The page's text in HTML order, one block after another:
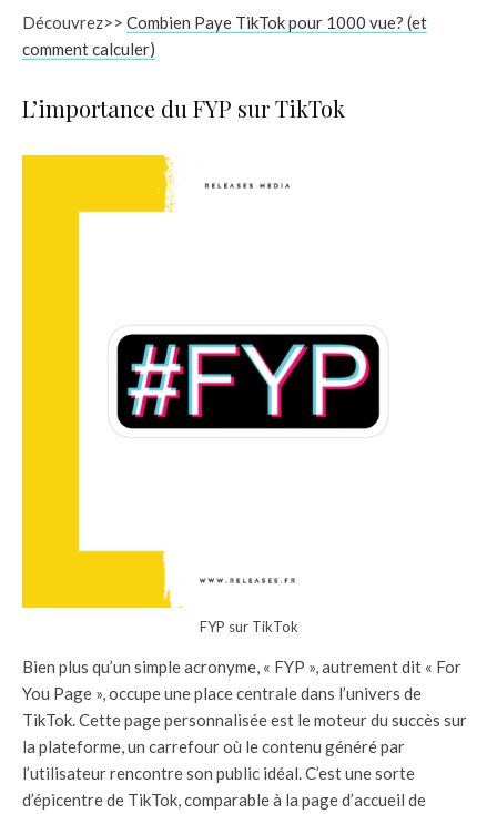
Découvrez>> Combien Paye TikTok pour 1000 vue? (et
comment calculer)
L’importance du FYP sur TikTok
FYP sur TikTok
Bien plus qu’un simple acronyme, « FYP », autrement dit « For
You Page », occupe une place centrale dans l’univers de
TikTok. Cette page personnalisée est le moteur du succès sur
la plateforme, un carrefour où le contenu généré par
l’utilisateur rencontre son public idéal. C’est une sorte
d’épicentre de TikTok, comparable à la page d’accueil de